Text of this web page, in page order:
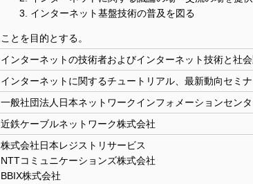
インターネット基盤技術の普及を図る
ことを目的とする。
インターネットの技術者およびインターネット技術と社
インターネットに関するチュートリアル、最新動向セミ
一般社団法人日本ネットワークインフォメーションセン
近鉄ケーブルネットワーク株式会社
株式会社日本レジストリサービス
NTTコミュニケーションズ株式会社
BBIX株式会社